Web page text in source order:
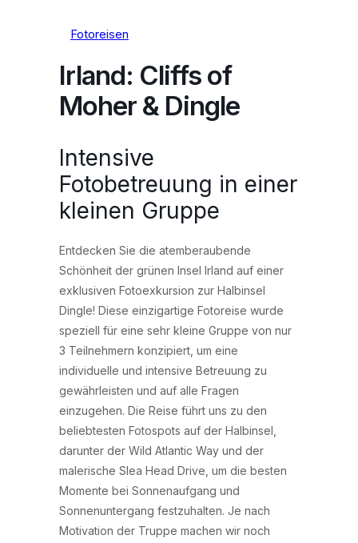
Fotoreisen
Irland: Cliffs of
Moher & Dingle
Intensive
Fotobetreuung in einer
kleinen Gruppe
Entdecken Sie die atemberaubende
Schönheit der grünen Insel Irland auf einer
exklusiven Fotoexkursion zur Halbinsel
Dingle! Diese einzigartige Fotoreise wurde
speziell für eine sehr kleine Gruppe von nur
3 Teilnehmern konzipiert, um eine
individuelle und intensive Betreuung zu
gewährleisten und auf alle Fragen
einzugehen. Die Reise führt uns zu den
beliebtesten Fotospots auf der Halbinsel,
darunter der Wild Atlantic Way und der
malerische Slea Head Drive, um die besten
Momente bei Sonnenaufgang und
Sonnenuntergang festzuhalten. Je nach
Motivation der Truppe machen wir noch